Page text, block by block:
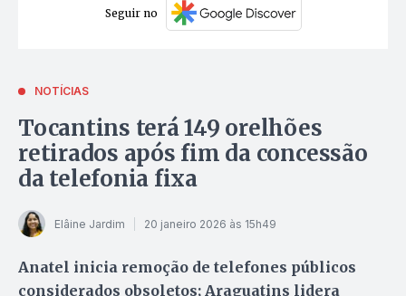
Seguir no
NOTÍCIAS
Tocantins terá 149 orelhões
retirados após fim da concessão
da telefonia fixa
Elâine Jardim 20 janeiro 2026 às 15h49
Anatel inicia remoção de telefones públicos
considerados obsoletos; Araguatins lidera